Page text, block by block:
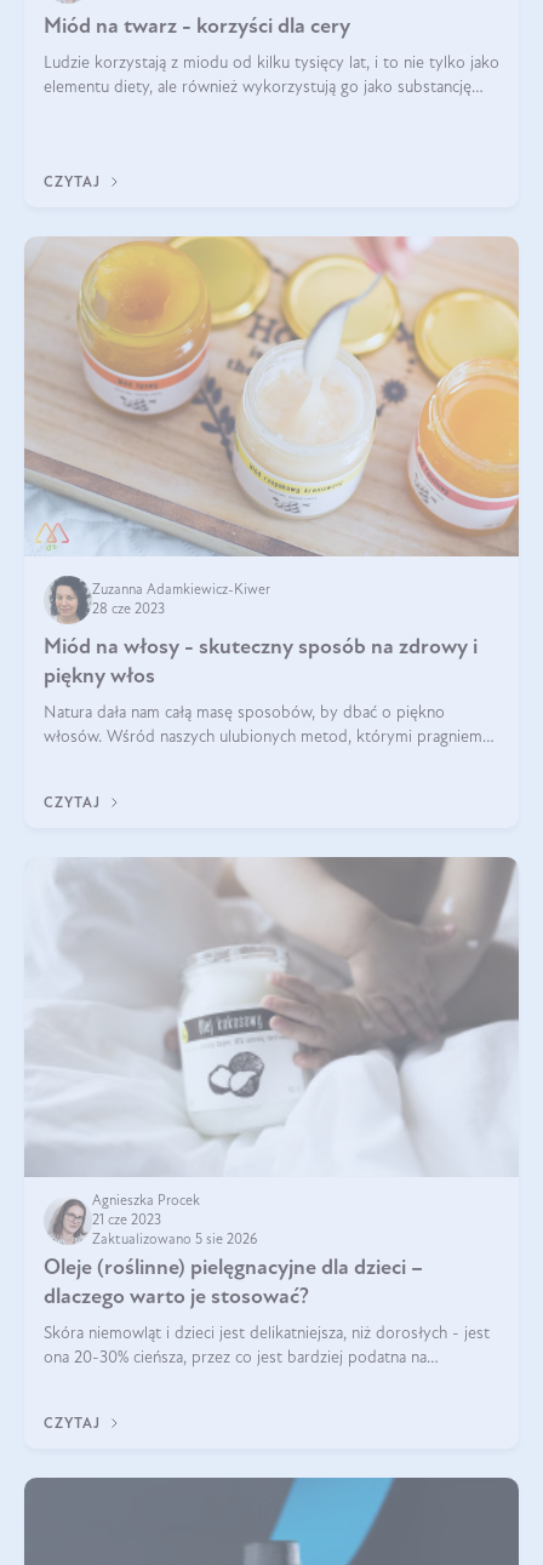
Miód na twarz - korzyści dla cery
Ludzie korzystają z miodu od kilku tysięcy lat, i to nie tylko jako
elementu diety, ale również wykorzystują go jako substancję
CZYTAJ
Zuzanna Adamkiewicz-Kiwer
28 cze 2023
Miód na włosy - skuteczny sposób na zdrowy i
piękny włos
Natura dała nam całą masę sposobów, by dbać o piękno
włosów. Wśród naszych ulubionych metod, którymi pragniemy
CZYTAJ
Agnieszka Procek
21 cze 2023
Zaktualizowano 5 sie 2026
Oleje (roślinne) pielęgnacyjne dla dzieci –
dlaczego warto je stosować?
Skóra niemowląt i dzieci jest delikatniejsza, niż dorosłych - jest
ona 20-30% cieńsza, przez co jest bardziej podatna na
CZYTAJ